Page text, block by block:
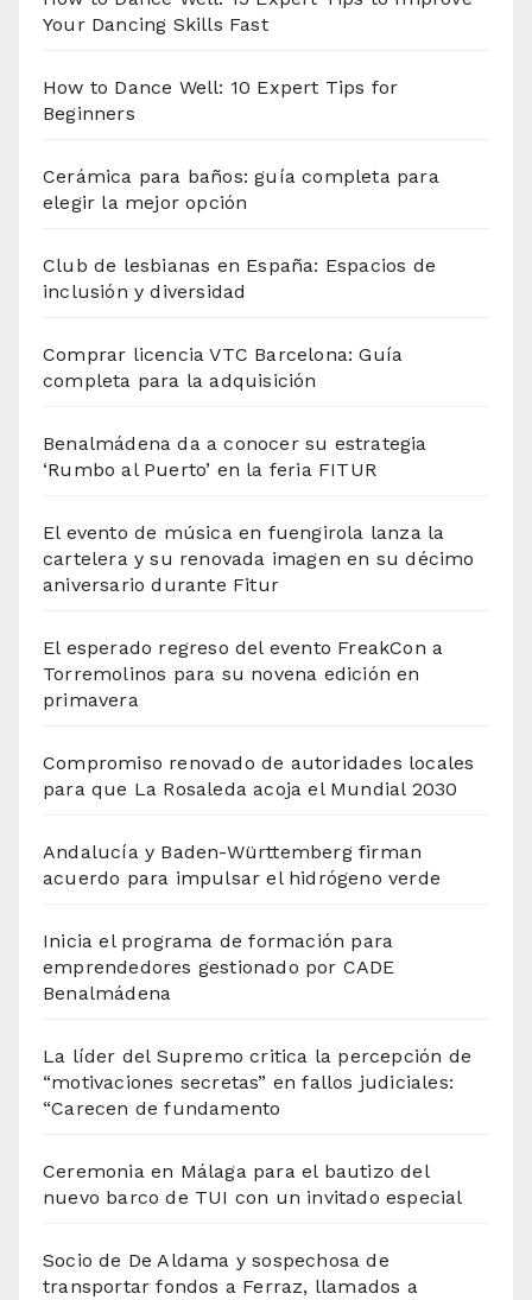
Your Dancing Skills Fast
How to Dance Well: 10 Expert Tips for
Beginners
Cerámica para baños: guía completa para
elegir la mejor opción
Club de lesbianas en España: Espacios de
inclusión y diversidad
Comprar licencia VTC Barcelona: Guía
completa para la adquisición
Benalmádena da a conocer su estrategia
‘Rumbo al Puerto’ en la feria FITUR
El evento de música en fuengirola lanza la
cartelera y su renovada imagen en su décimo
aniversario durante Fitur
El esperado regreso del evento FreakCon a
Torremolinos para su novena edición en
primavera
Compromiso renovado de autoridades locales
para que La Rosaleda acoja el Mundial 2030
Andalucía y Baden-Württemberg firman
acuerdo para impulsar el hidrógeno verde
Inicia el programa de formación para
emprendedores gestionado por CADE
Benalmádena
La líder del Supremo critica la percepción de
“motivaciones secretas” en fallos judiciales:
“Carecen de fundamento
Ceremonia en Málaga para el bautizo del
nuevo barco de TUI con un invitado especial
Socio de De Aldama y sospechosa de
transportar fondos a Ferraz, llamados a